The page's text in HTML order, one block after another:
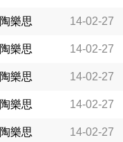
陶樂思 14-02-27
陶樂思 14-02-27
陶樂思 14-02-27
陶樂思 14-02-27
陶樂思 14-02-27